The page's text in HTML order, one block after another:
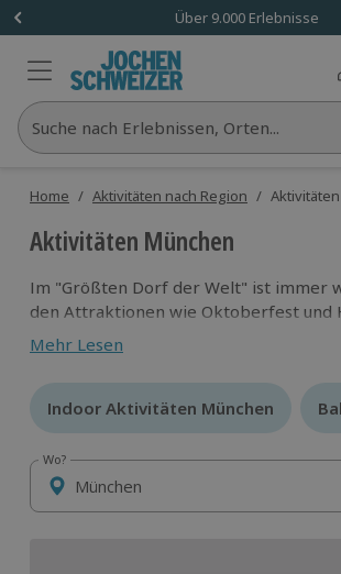
Über 9.000 Erlebnisse
Suche nach Erlebnissen, Orten...
Home / Aktivitäten nach Region /
Aktivitäten München
Im "Größten Dorf der Welt" ist immer
den Attraktionen wie Oktoberfest und
hat München auch eine ganze Reihe
Aktivitäten und Erlebnisse
olympisches Wasser oder erlebe beim
Himmel!
Mehr Lesen
Indoor Aktivitäten München
Indoor Aktivitäten München
Wo?
Wo?